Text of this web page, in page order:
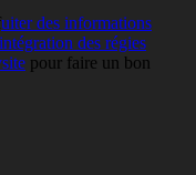
uiter des informations
des régies
pour faire un bon